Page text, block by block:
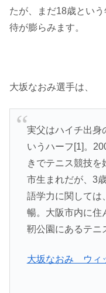
たが、まだ18歳とい
待が膨らみます。
大坂なおみ選手は、
実父はハイチ出身
いうハーフ[1]。
きでテニス競技を
市生まれだが、3
語学力に関しては
暢。大阪市内に住
靭公園にあるテニ
大坂なおみ ウィ